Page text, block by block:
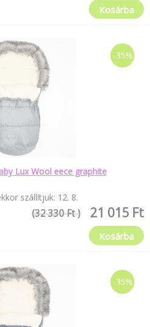
Kosárba
-35%
Lux Wool eece graphite
szállítjuk: 12. 8.
21 015 Ft
(32 330 Ft )
Kosárba
-35%